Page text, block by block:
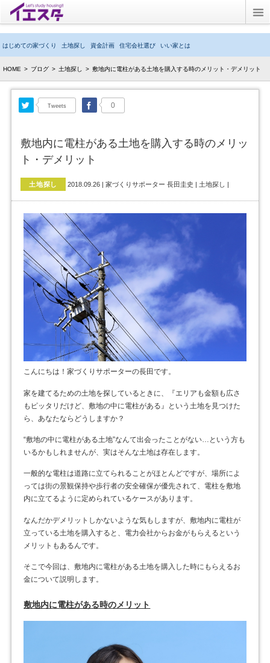
はじめての家づくり 土地探し 資金計画 住宅会社選び いい家とは
HOME > ブログ > 土地探し > 敷地内に電柱がある土地を購入する時のメリット・デメリット
Tweets
Twitter 0
Facebook
敷地内に電柱がある土地を購入する時のメリッ
ト・デメリット
土地探し 2018.09.26 | 家づくりサポーター 長田圭史 | 土地探し |
こんにちは！家づくりサポーターの長田です。
家を建てるための土地を探しているときに、『エリアも金額も広さ
もピッタリだけど、敷地の中に電柱がある』という土地を見つけた
ら、あなたならどうしますか？
“敷地の中に電柱がある土地”なんて出会ったことがない…という方も
いるかもしれませんが、実はそんな土地は存在します。
一般的な電柱は道路に立てられることがほとんどですが、場所によ
っては街の景観保持や歩行者の安全確保が優先されて、電柱を敷地
内に立てるように定められているケースがあります。
なんだかデメリットしかないような気もしますが、敷地内に電柱が
立っている土地を購入すると、電力会社からお金がもらえるという
メリットもあるんです。
そこで今回は、敷地内に電柱がある土地を購入した時にもらえるお
金について説明します。
敷地内に電柱がある時のメリット
ブログ